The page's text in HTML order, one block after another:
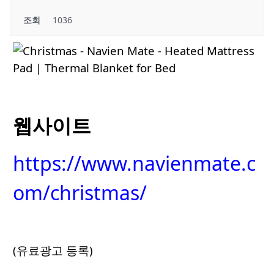
조회 1036
웹사이트
https://www.navienmate.c
om/christmas/
(유료광고 등록)